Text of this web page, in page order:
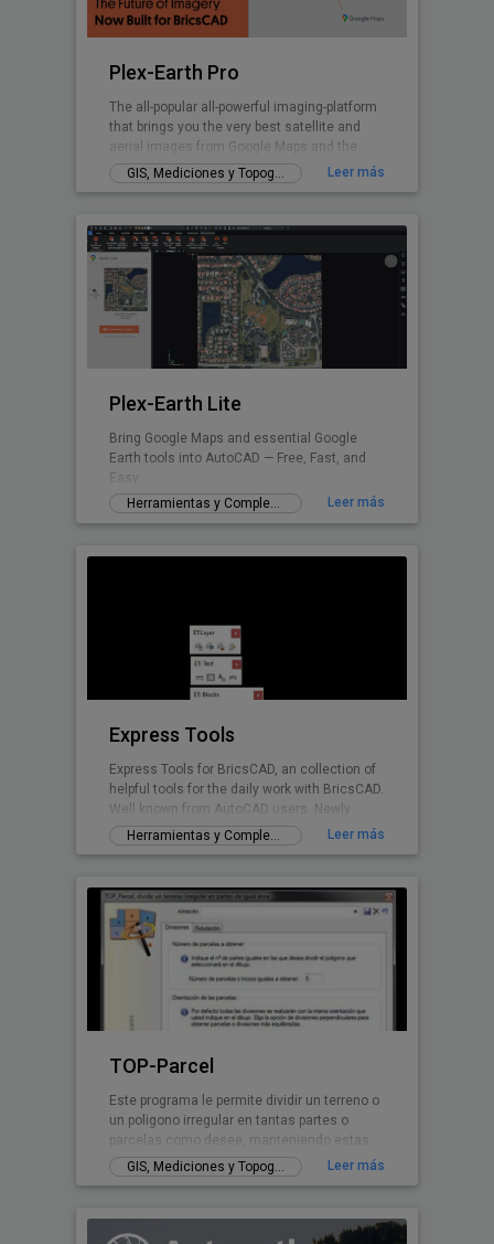
Plex-Earth Pro
The all-popular all-powerful imaging-platform
that brings you the very best satellite and
aerial images from Google Maps and the
world's premium providers!GIS, Mediciones y Topografía Leer más
Plex-Earth Lite
Bring Google Maps and essential Google
Earth tools into AutoCAD — Free, Fast, and
Easy.
Herramientas y Complementos gratuitos
Leer más
Express Tools
Express Tools for BricsCAD, an collection of
helpful tools for the daily work with BricsCAD.
Well known from AutoCAD users. Newly
written for BricsCAD now. Herramientas y Complementos gratuitos Leer más
TOP-Parcel
Este programa le permite dividir un terreno o
un poligono irregular en tantas partes o
parcelas como desee, manteniendo estas
parcelas siempre el mismo área. El poligono
irregular puede tener cualquier forma
curvos. Se puede configurar la forma en la
que el programa va a realizar las divisiones
GIS, Mediciones y Topografía Leer más